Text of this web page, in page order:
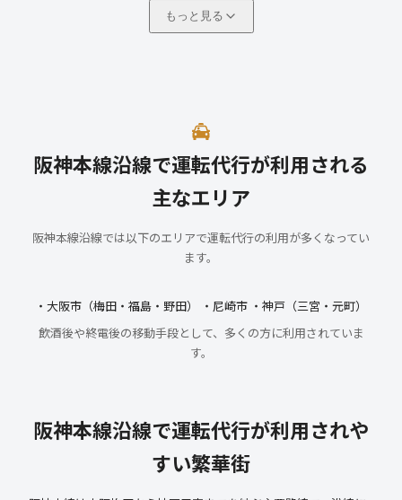
もっと見る
阪神本線沿線で運転代行が利用される
主なエリア
阪神本線沿線では以下のエリアで運転代行の利用が多くなってい
ます。
・大阪市（梅田・福島・野田） ・尼崎市 ・神戸（三宮・元町）
飲酒後や終電後の移動手段として、多くの方に利用されていま
す。
阪神本線沿線で運転代行が利用されや
すい繁華街